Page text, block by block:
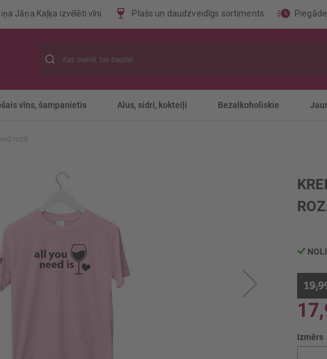
Jāņa Kaļķa izvēlēti vīni Plašs un daudzveidīgs sortiments
vīns, šampanietis Alus, sidri, kokteiļi Bezalkoholiskie
rozā
Izmērs